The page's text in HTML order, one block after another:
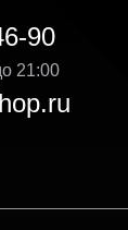
90
21:00